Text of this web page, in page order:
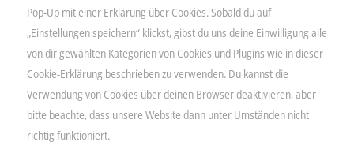
Pop-Up mit einer Erklärung über Cookies. Sobald du auf
„Einstellungen speichern“ klickst, gibst du uns deine Einwilligung alle
von dir gewählten Kategorien von Cookies und Plugins wie in dieser
Cookie-Erklärung beschrieben zu verwenden. Du kannst die
Verwendung von Cookies über deinen Browser deaktivieren, aber
bitte beachte, dass unsere Website dann unter Umständen nicht
richtig funktioniert.